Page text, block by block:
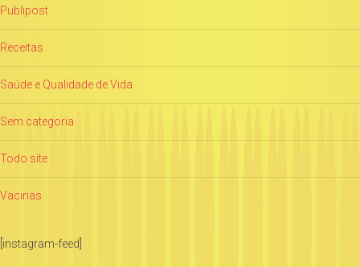
Publipost
Receitas
Saúde e Qualidade de Vida
Sem categoria
Todo site
Vacinas
[instagram-feed]